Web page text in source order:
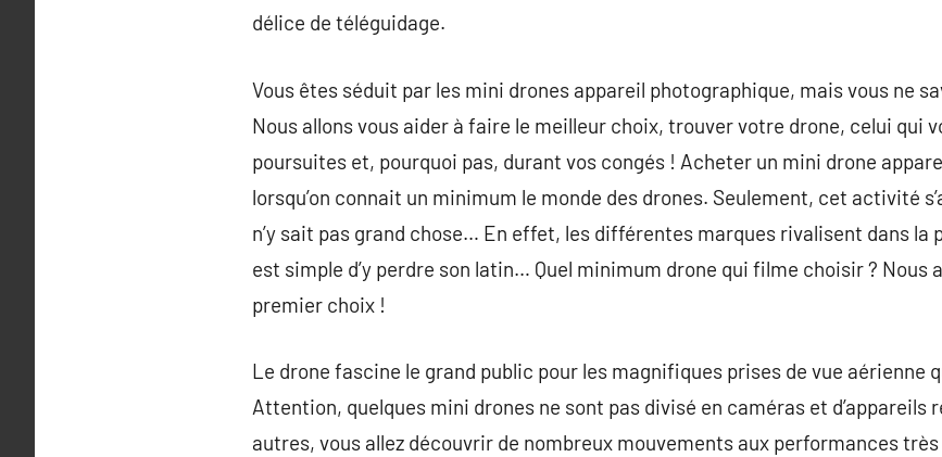
délice de téléguidage.
Vous êtes séduit par les mini drones appareil photographique, mais vous ne
Nous allons vous aider à faire le meilleur choix, trouver votre drone, celui qui
poursuites et, pourquoi pas, durant vos congés ! Acheter un mini drone
lorsqu’on connait un minimum le monde des drones. Seulement, cet activité
n’y sait pas grand chose… En effet, les différentes marques rivalisent dans la
est simple d’y perdre son latin… Quel minimum drone qui filme choisir ? Nous
premier choix !
Le drone fascine le grand public pour les magnifiques prises de vue aérienne
Attention, quelques mini drones ne sont pas divisé en caméras et d’appareils
autres, vous allez découvrir de nombreux mouvements aux performances